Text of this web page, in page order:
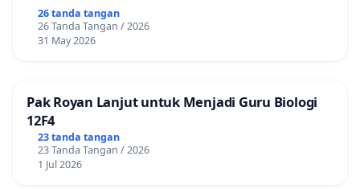
26 tanda tangan
26 Tanda Tangan / 2026
31 May 2026
Pak Royan Lanjut untuk Menjadi Guru Biologi
12F4
23 tanda tangan
23 Tanda Tangan / 2026
1 Jul 2026